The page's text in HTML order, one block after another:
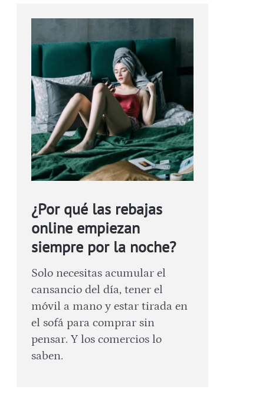
¿Por qué las rebajas
online empiezan
siempre por la noche?
Solo necesitas acumular el
cansancio del día, tener el
móvil a mano y estar tirada en
el sofá para comprar sin
pensar. Y los comercios lo
saben.